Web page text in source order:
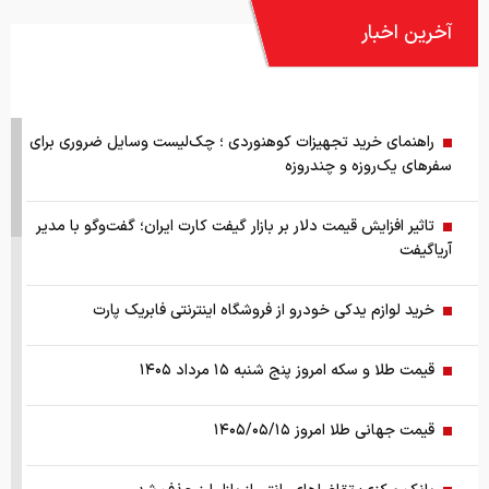
آخرین اخبار
راهنمای خرید تجهیزات کوهنوردی ؛ چک‌لیست وسایل ضروری برای
سفرهای یک‌روزه و چندروزه
تاثیر افزایش قیمت دلار بر بازار گیفت کارت ایران؛ گفت‌وگو با مدیر
آریاگیفت
خرید لوازم یدکی خودرو از فروشگاه اینترنتی فابریک پارت
قیمت طلا و سکه امروز پنج شنبه ۱۵ مرداد ۱۴۰۵
قیمت جهانی طلا امروز ۱۴۰۵/۰۵/۱۵